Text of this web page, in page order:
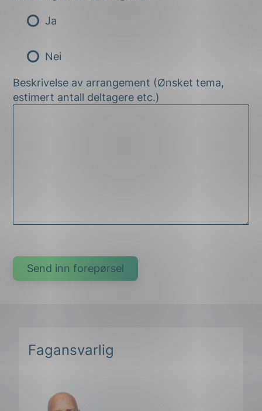
Ja
Nei
Beskrivelse av arrangement (Ønsket tema,
estimert antall deltagere etc.)
Fagansvarlig